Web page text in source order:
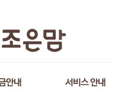
안내 서비스 안내